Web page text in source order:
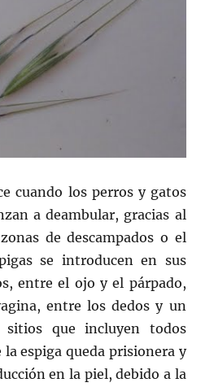
cuando los perros y gatos
a deambular, gracias al
de descampados o el
se introducen en sus
entre el ojo y el párpado,
entre los dedos y un
sitios que incluyen todos
la espiga queda prisionera y
en la piel, debido a la